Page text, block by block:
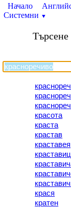
Начало
Системни ▼
красота
краста
крастав
краставея
крася
кратен